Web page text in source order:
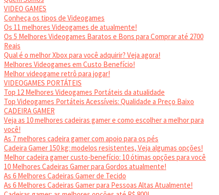
VIDEO GAMES
Conheça os tipos de Videogames
Os 11 melhores Videogames de atualmente!
Os 5 Melhores Videogames Baratos e Bons para Comprar até 2700
Reais
Qual é o melhor Xbox para você adquirir? Veja agora!
Melhores Videogames em Custo Benefício!
Melhor videogame retrô para jogar!
VIDEOGAMES PORTÁTEIS
Top 12 Melhores Videogames Portáteis da atualidade
Top Videogames Portáteis Acessíveis: Qualidade a Preço Baixo
CADEIRA GAMER
Veja as 10 melhores cadeiras gamer e como escolher a melhor para
você!
As 7 melhores cadeira gamer com apoio para os pés
Cadeira Gamer 150 kg: modelos resistentes, Veja algumas opções!
Melhor cadeira gamer custo-benefício: 10 ótimas opções para você
10 Melhores Cadeiras Gamer para Gordos atualmente!
As 6 Melhores Cadeiras Gamer de Tecido
As 6 Melhores Cadeiras Gamer para Pessoas Altas Atualmente!